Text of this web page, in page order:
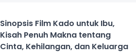
Sinopsis Film Kado untuk Ibu,
Kisah Penuh Makna tentang
Cinta, Kehilangan, dan Keluarga